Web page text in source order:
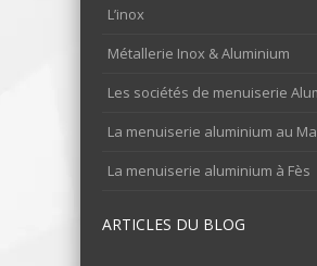
L’inox
Métallerie Inox & Aluminium
Les sociétés de menuiserie
La menuiserie aluminium au
La menuiserie aluminium à Fès
ARTICLES DU BLOG